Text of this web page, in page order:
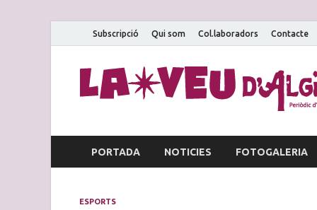
Subscripció Qui som Col.laboradors Contacte
PORTADA NOTICIES FOTOGALERIA
ESPORTS